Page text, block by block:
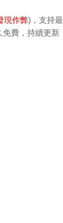
現作弊)，支持
免費，持續更新